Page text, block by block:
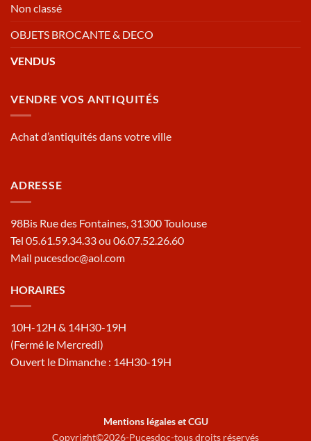
Non classé
OBJETS BROCANTE & DECO
VENDUS
VENDRE VOS ANTIQUITÉS
Achat d’antiquités dans votre ville
ADRESSE
98Bis Rue des Fontaines, 31300 Toulouse
Tel 05.61.59.34.33 ou 06.07.52.26.60
Mail pucesdoc@aol.com
HORAIRES
10H-12H & 14H30-19H
(Fermé le Mercredi)
Ouvert le Dimanche : 14H30-19H
Mentions légales et CGU
Copyright©2026-Pucesdoc-tous droits réservés